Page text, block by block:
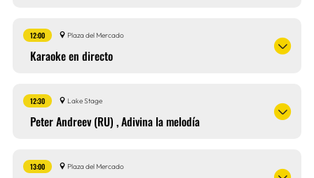
12:00 Plaza del Mercado
Karaoke en directo
12:30 Lake Stage
Peter Andreev (RU) , Adivina la melodía
13:00 Plaza del Mercado